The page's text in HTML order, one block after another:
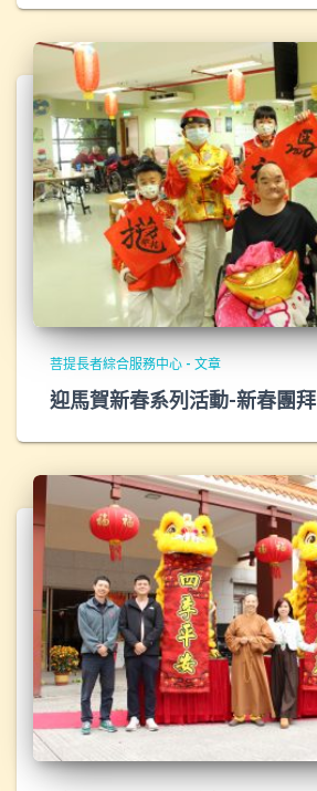
菩提長者綜合服務中心 - 文章
迎馬賀新春系列活動-新春團拜